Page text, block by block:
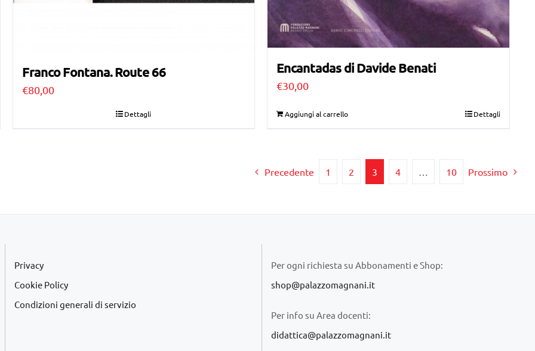
Franco Fontana. Route 66
€80,00
Dettagli
Encantadas di Davide Benati
€30,00
Aggiungi al carrello Dettagli
Precedente 1 2 3 4 … 10 Prossimo
Privacy
Cookie Policy
Condizioni generali di servizio
Per ogni richiesta su Abbonamenti e Shop:
shop@palazzomagnani.it
Per info su Area docenti:
didattica@palazzomagnani.it